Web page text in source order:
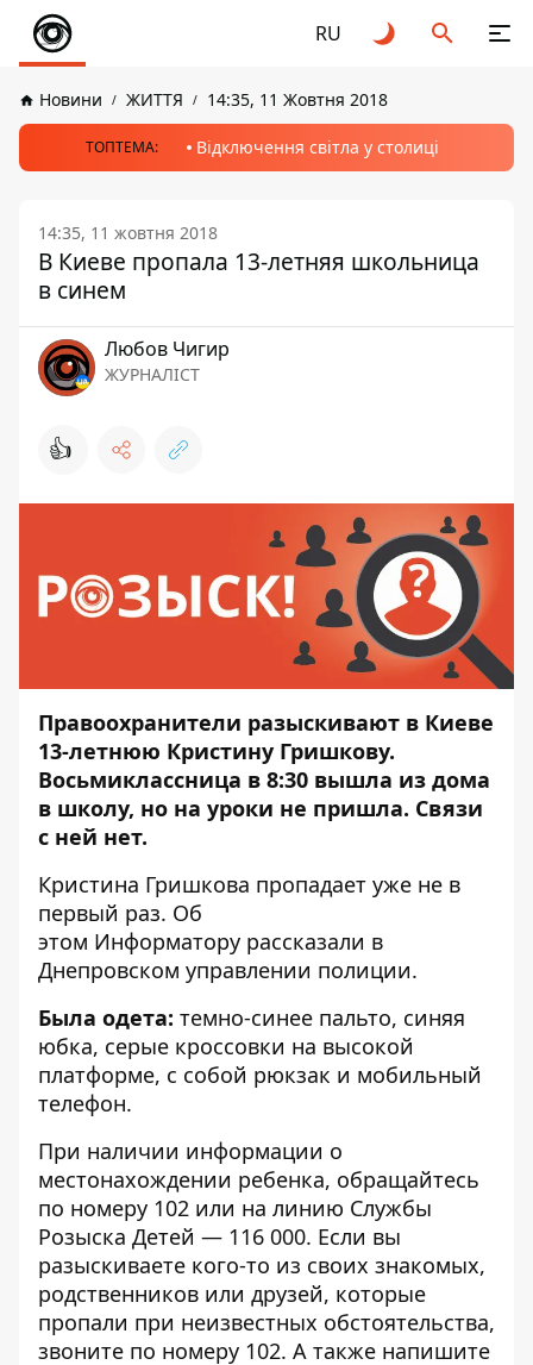
RU
Новини ЖИТТЯ 14:35, 11 Жовтня 2018
ТОПТЕМА: Відключення світла у столиці
14:35, 11 жовтня 2018
В Киеве пропала 13-летняя школьница
в синем
Любов Чигир
ЖУРНАЛІСТ
👍
Правоохранители разыскивают в Киеве
13-летнюю Кристину Гришкову.
Восьмиклассница в 8:30 вышла из дома
в школу, но на уроки не пришла. Связи
с ней нет.
Кристина Гришкова пропадает уже не в
первый раз. Об
этом Информатору рассказали в
Днепровском управлении полиции.
Была одета: темно-синее пальто, синяя
юбка, серые кроссовки на высокой
платформе, с собой рюкзак и мобильный
телефон.
При наличии информации о
местонахождении ребенка, обращайтесь
по номеру 102 или на линию Службы
Розыска Детей — 116 000. Если вы
разыскиваете кого-то из своих знакомых,
родственников или друзей, которые
пропали при неизвестных обстоятельства,
звоните по номеру 102. А также напишите